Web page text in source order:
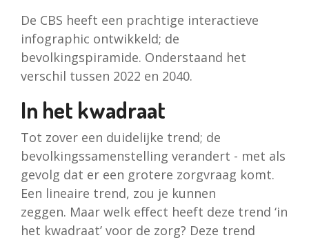
De CBS heeft een prachtige interactieve
infographic ontwikkeld; de
bevolkingspiramide. Onderstaand het
verschil tussen 2022 en 2040.
In het kwadraat
Tot zover een duidelijke trend; de
bevolkingssamenstelling verandert - met als
gevolg dat er een grotere zorgvraag komt.
Een lineaire trend, zou je kunnen
zeggen. Maar welk effect heeft deze trend ‘in
het kwadraat’ voor de zorg? Deze trend